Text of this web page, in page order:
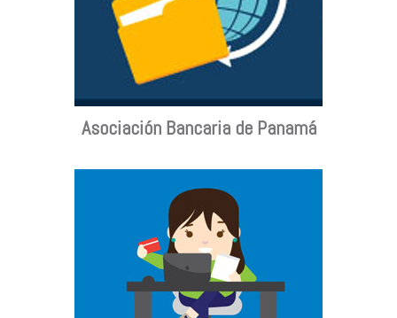
Asociación Bancaria de Panamá